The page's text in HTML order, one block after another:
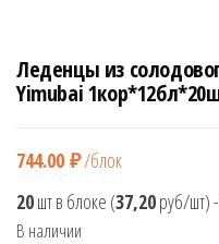
Леденцы из
Yimubai
744.00 ₽/блок
20шт в блоке (37,20руб/шт)-
В наличии